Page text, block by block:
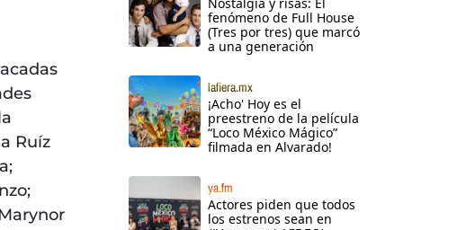
Ruíz
Nostalgia y risas: El
fenómeno de Full House
(Tres por tres) que marcó
a una generación
lafiera.mx
¡Acho' Hoy es el
preestreno de la película
“Loco México Mágico”
filmada en Alvarado!
ya.fm
Actores piden que todos
los estrenos sean en